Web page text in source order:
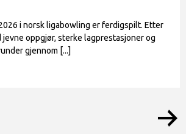
i norsk ligabowling er ferdigspilt. Etter
jevne oppgjør, sterke lagprestasjoner og
gjennom [...]